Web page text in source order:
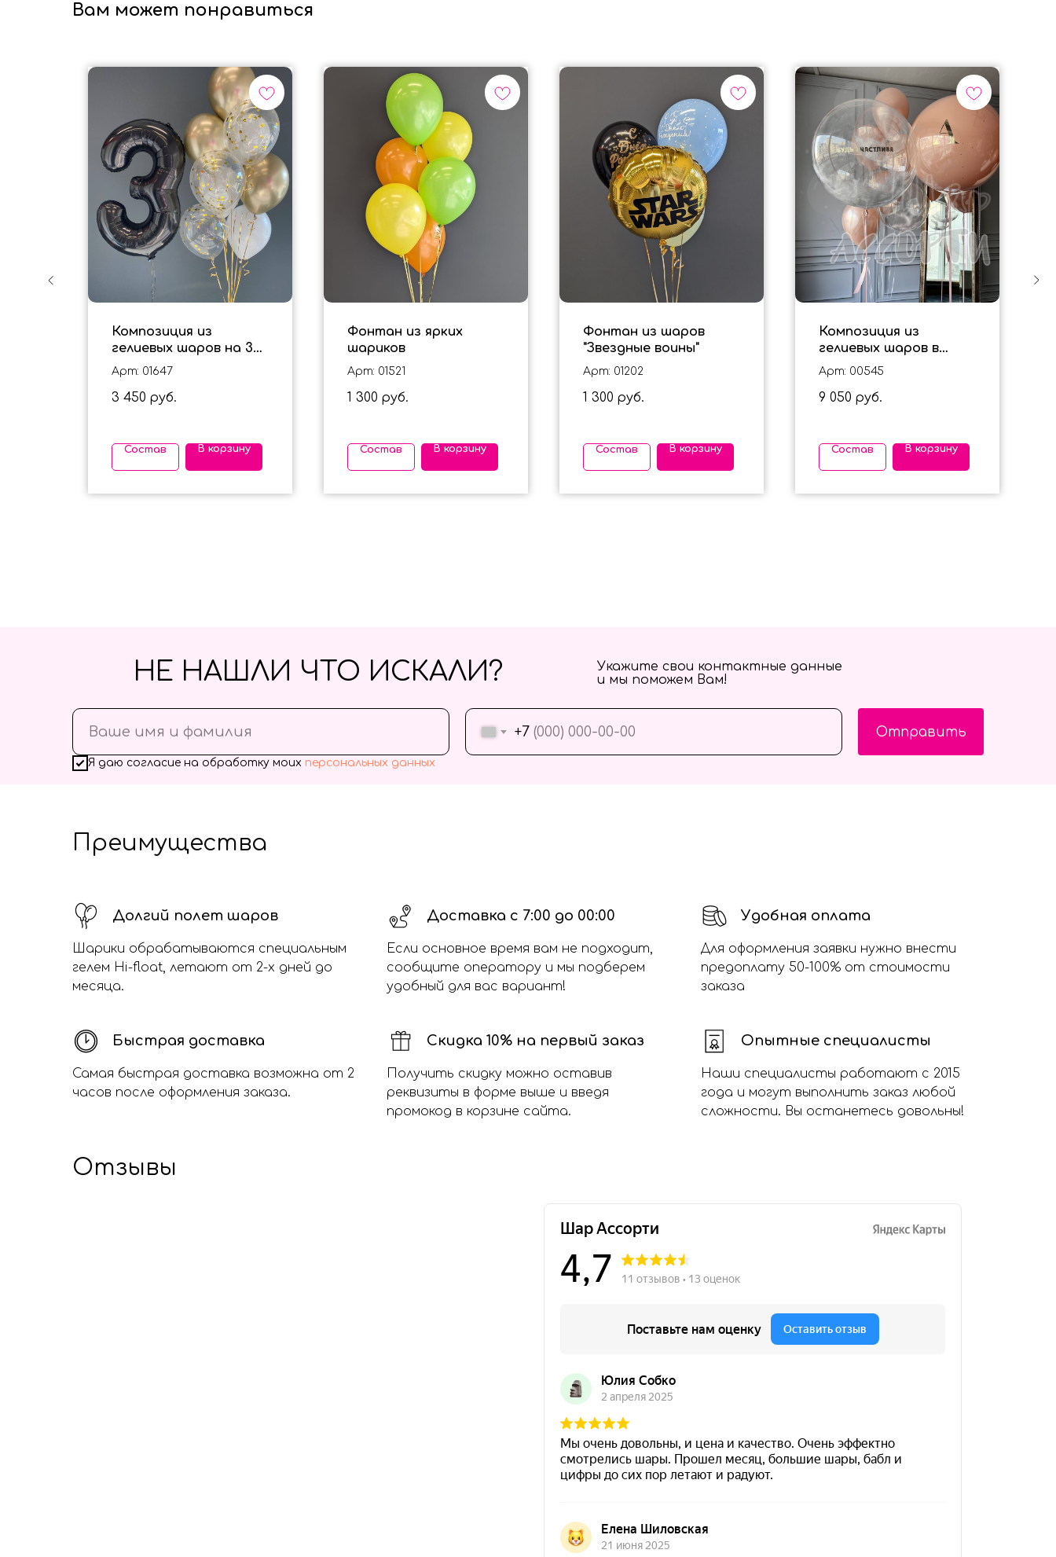
Вам может понравиться
Композиция из
гелиевых шаров на 3
года для мальчика в
золотом цвете
Арт: 01647
3 450 руб.
Состав В корзину
Фонтан из ярких
шариков
Арт: 01521
1 300 руб.
Состав В корзину
Фонтан из шаров
"Звездные воины"
Арт: 01202
1 300 руб.
Состав В корзину
Композиция из
гелиевых шаров в
персиковом цвете для
девушки
Арт: 00545
9 050 руб.
Состав В корзину
+7
Я даю согласие на обработку моих персональных данных
Отправить
НЕ НАШЛИ ЧТО ИСКАЛИ?
Укажите свои контактные данные
и мы поможем Вам!
Преимущества
Долгий полет шаров
Шарики обрабатываются специальным
гелем Hi-float, летают от 2-х дней до
месяца.
Доставка с 7:00 до 00:00
Если основное время вам не подходит,
сообщите оператору и мы подберем
удобный для вас вариант!
Удобная оплата
Для оформления заявки нужно внести
предоплату 50-100% от стоимости
заказа
Быстрая доставка
Самая быстрая доставка возможна от 2
часов после оформления заказа.
Скидка 10% на первый заказ
Получить скидку можно оставив
реквизиты в форме выше и введя
промокод в корзине сайта.
Опытные специалисты
Наши специалисты работают с 2015
года и могут выполнить заказ любой
сложности. Вы останетесь довольны!
Отзывы